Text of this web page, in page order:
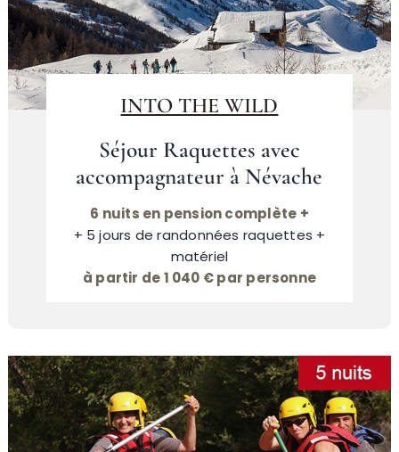
INTO THE WILD
Séjour Raquettes avec
accompagnateur à Névache
6 nuits en pension complète +
+ 5 jours de randonnées raquettes +
matériel
à partir de 1 040 € par personne